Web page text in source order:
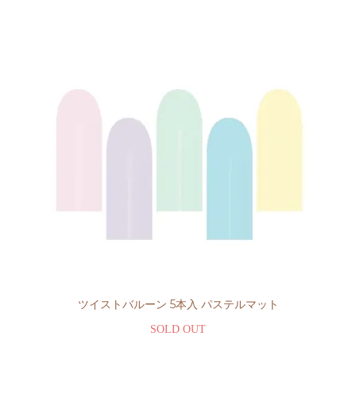
ツイストバルーン 5本入 パステルマット
SOLD OUT